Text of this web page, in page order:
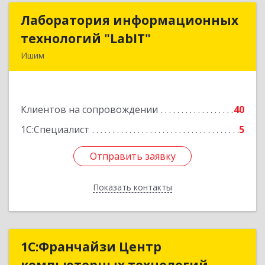
Лаборатория информационных
технологий "LabIT"
Ишим
Клиентов на сопровождении
40
1С:Специалист
5
Отправить заявку
Показать контакты
Лаборатория информационных
технологий "LabIT"
Подробнее
Отправить заявку
Назад
1С:Франчайзи Центр1С:Франчайзи Центр